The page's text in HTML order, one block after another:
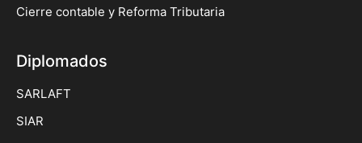
Cierre contable y Reforma Tributaria
Diplomados
SARLAFT
SIAR